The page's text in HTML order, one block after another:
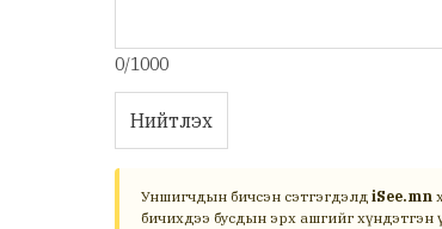
0/1000
Нийтлэх
Уншигчдын бичсэн сэтгэгдэлд iSee.mn
бичихдээ бусдын эрх ашгийг хүндэтгэн